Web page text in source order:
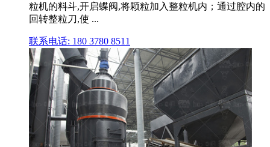
粒机的料斗,开启蝶阀,将颗粒加入整粒机内；通过腔内的
回转整粒刀,使 ...
联系电话: 180 3780 8511